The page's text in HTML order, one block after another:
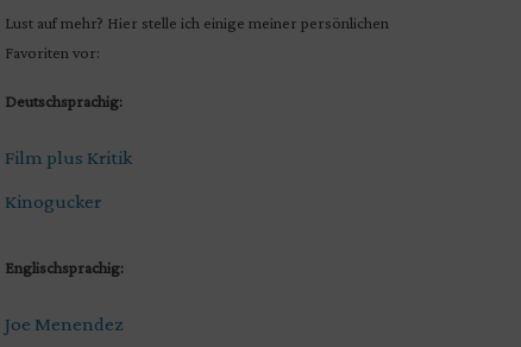
Lust auf mehr? Hier stelle ich einige meiner persönlichen
Favoriten vor:
Deutschsprachig:
Film plus Kritik
Kinogucker
Englischsprachig:
Joe Menendez